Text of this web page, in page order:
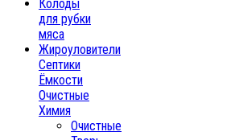
Колоды
для рубки
мяса
Жироуловители
Септики
Ёмкости
Очистные
Химия
Очистные